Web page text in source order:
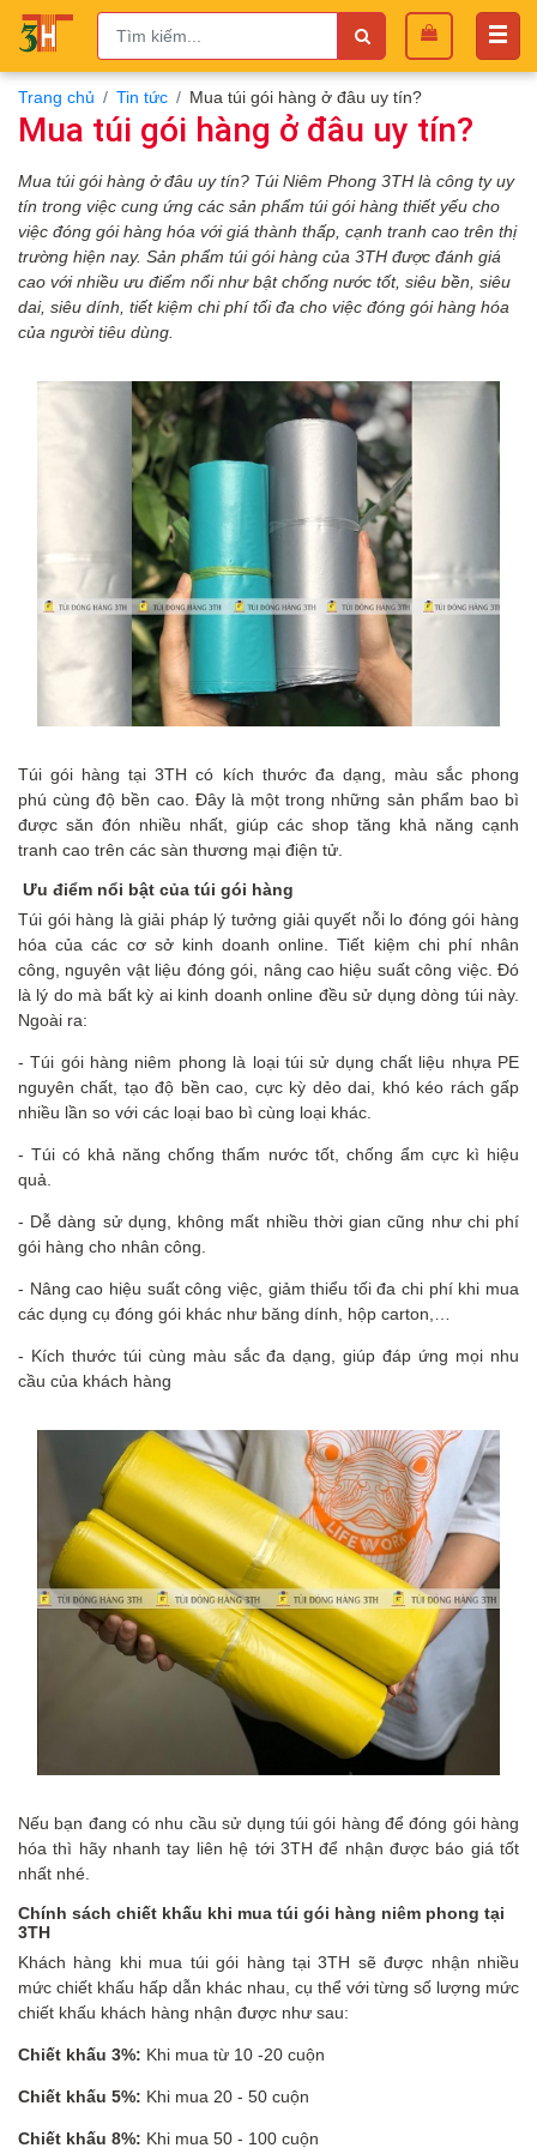
Trang chủ Tin tức Mua túi gói hàng ở đâu uy tín?
Mua túi gói hàng ở đâu uy tín?
Mua túi gói hàng ở đâu uy tín? Túi Niêm Phong 3TH là công ty uy
tín trong việc cung ứng các sản phẩm túi gói hàng thiết yếu cho
việc đóng gói hàng hóa với giá thành thấp, cạnh tranh cao trên thị
trường hiện nay. Sản phẩm túi gói hàng của 3TH được đánh giá
cao vớinhiều ưu điểm nổi như bật chống nước tốt, siêu bền, siêu
dai, siêu dính, tiết kiệm chi phí tối đa cho việc đóng gói hàng hóa
của người tiêu dùng.
Túi gói hàng tại 3TH có kích thước đa dạng, màu sắc phong
phú cùng độ bền cao. Đây là một trong những sản phẩm bao bì
được săn đón nhiều nhất, giúp các shop tăng khả năng cạnh
tranh cao trên các sàn thương mại điện tử.
Ưu điểm nổi bật của túi gói hàng
Túi gói hàng là giải pháp lý tưởng giải quyết nỗi lo đóng gói hàng
hóa của các cơ sở kinh doanh online. Tiết kiệm chi phí nhân
công, nguyên vật liệu đóng gói, nâng cao hiệu suất công việc. Đó
là lý do mà bất kỳ ai kinh doanh online đều sử dụng dòng túi này.
Ngoài ra:
- Túi gói hàng niêm phong là loại túi sử dụng chất liệu nhựa PE
nguyên chất, tạo độ bền cao, cực kỳ dẻo dai, khó kéo rách gấp
nhiều lần so với các loại bao bì cùng loại khác.
- Túi có khả năng chống thấm nước tốt, chống ẩm cực kì hiệu
quả.
- Dễ dàng sử dụng, không mất nhiều thời gian cũng như chi phí
gói hàng cho nhân công.
- Nâng cao hiệu suất công việc, giảm thiểu tối đa chi phí khi mua
các dụng cụ đóng gói khác như băng dính, hộp carton,…
- Kích thước túi cùng màu sắc đa dạng, giúp đáp ứng mọi nhu
cầu của khách hàng
Nếu bạn đang có nhu cầu sử dụng túi gói hàng để đóng gói hàng
hóa thì hãy nhanh tay liên hệ tới 3TH để nhận được báo giá tốt
nhất nhé.
Chính sách chiết khấu khi mua túi gói hàng niêm phong tại
3TH
Khách hàng khi mua túi gói hàng tại 3TH sẽ được nhận nhiều
mức chiết khấu hấp dẫn khác nhau, cụ thể với từng số lượng mức
chiết khấu khách hàng nhận được như sau:
Chiết khấu 3%: Khi mua từ 10 -20 cuộn
Chiết khấu 5%: Khi mua 20 - 50 cuộn
Chiết khấu 8%: Khi mua 50 - 100 cuộn